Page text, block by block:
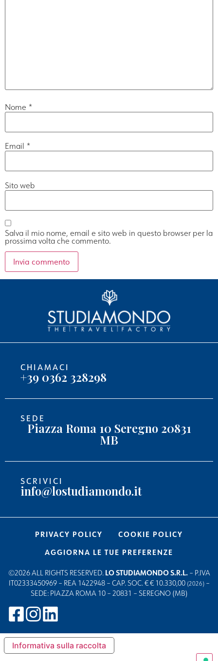
Nome *
Email *
Sito web
Salva il mio nome, email e sito web in questo browser per la
prossima volta che commento.
CHIAMACI
+39 0362 328298
SEDE
Piazza Roma 10 Seregno 20831
MB
SCRIVICI
info@lostudiamondo.it
PRIVACY POLICY
COOKIE POLICY
AGGIORNA LE TUE PREFERENZE
©2026 ALL RIGHTS RESERVED. LO STUDIAMONDO S.R.L. – P.IVA
IT02333450969 – REA 1422948 – CAP. SOC. € € 10.330,00 (2026)–
SEDE: PIAZZA ROMA 10 – 20831 – SEREGNO (MB)
Informativa sulla raccolta